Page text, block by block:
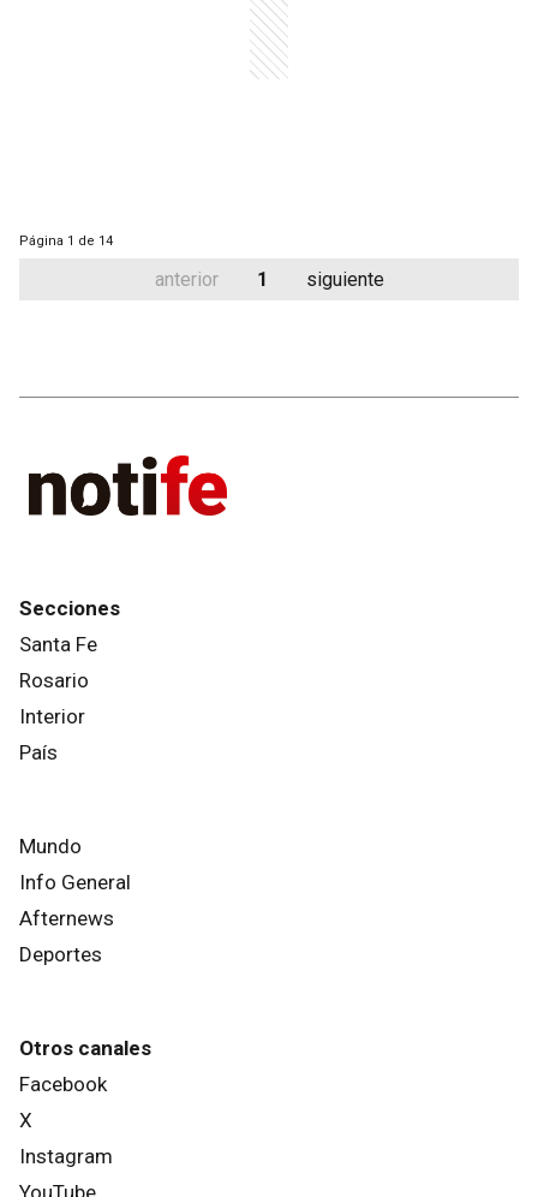
Página 1 de 14
anterior 1 siguiente
Secciones
Santa Fe
Rosario
Interior
País
Mundo
Info General
Afternews
Deportes
Otros canales
Facebook
X
Instagram
YouTube